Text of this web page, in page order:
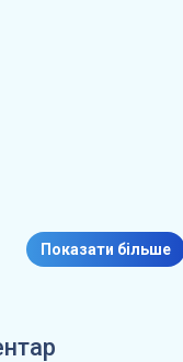
курс,…
Показати більше